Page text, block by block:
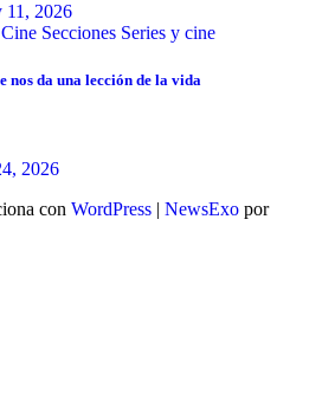
11, 2026
Cine Secciones Series y cine
nos da una lección de la vida
2026
con WordPress | NewsExo por